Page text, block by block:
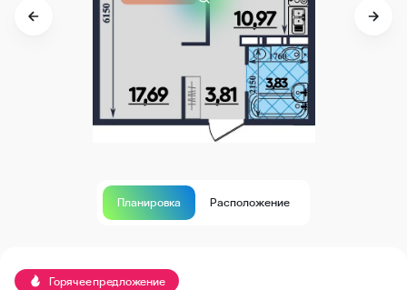
Планировка Расположение
Горячее предложение